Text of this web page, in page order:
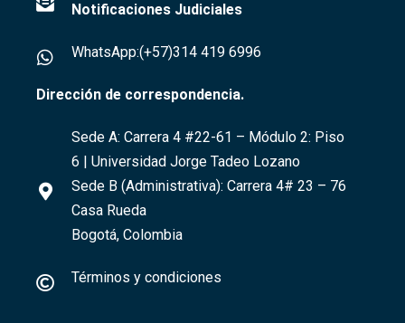
Notificaciones Judiciales
WhatsApp:(+57)314 419 6996
Dirección de correspondencia.
Sede A: Carrera 4 #22-61 – Módulo 2: Piso
6 | Universidad Jorge Tadeo Lozano
Sede B (Administrativa): Carrera 4# 23 – 76
Casa Rueda
Bogotá, Colombia
Términos y condiciones